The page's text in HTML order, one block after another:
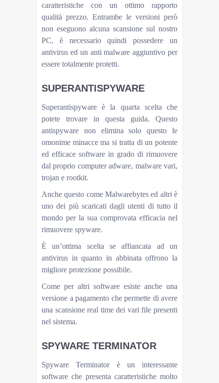
caratteristiche con un ottimo rapporto
qualità prezzo. Entrambe le versioni però
non eseguono alcuna scansione sul nostro
PC, è necessario quindi possedere un
antivirus ed un anti malware aggiuntivo per
essere totalmente protetti.
SUPERANTISPYWARE
Superantispyware è la quarta scelta che
potete trovare in questa guida. Questo
antispyware non elimina solo questo le
omonime minacce ma si tratta di un potente
ed efficace software in grado di rimuovere
dal proprio computer adware, malware vari,
trojan e rootkit.
Anche questo come Malwarebytes ed altri è
uno dei più scaricati dagli utenti di tutto il
mondo per la sua comprovata efficacia nel
rimuovere spyware.
È un’ottima scelta se affiancata ad un
antivirus in quanto in abbinata offrono la
migliore protezione possibile.
Come per altri software esiste anche una
versione a pagamento che permette di avere
una scansione real time dei vari file presenti
nel sistema.
SPYWARE TERMINATOR
Spyware Terminator è un interessante
software che presenta caratteristiche molto